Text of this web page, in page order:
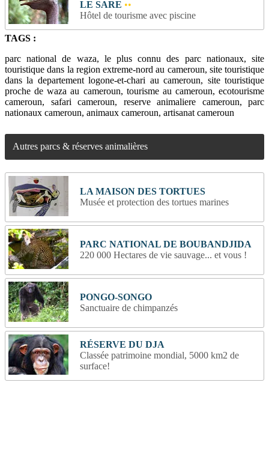
LE SARE ••
Hôtel de tourisme avec piscine
TAGS :
parc national de waza, le plus connu des parc nationaux, site
touristique dans la region extreme-nord au cameroun, site touristique
dans la departement logone-et-chari au cameroun, site touristique
proche de waza au cameroun, tourisme au cameroun, ecotourisme
cameroun, safari cameroun, reserve animaliere cameroun, parc
nationaux cameroun, animaux cameroun, artisanat cameroun
Autres parcs & réserves animalières
LA MAISON DES TORTUES
Musée et protection des tortues marines
PARC NATIONAL DE BOUBANDJIDA
220 000 Hectares de vie sauvage... et vous !
PONGO-SONGO
Sanctuaire de chimpanzés
RÉSERVE DU DJA
Classée patrimoine mondial, 5000 km2 de
surface!